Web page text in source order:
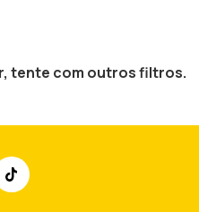
tente com outros filtros.